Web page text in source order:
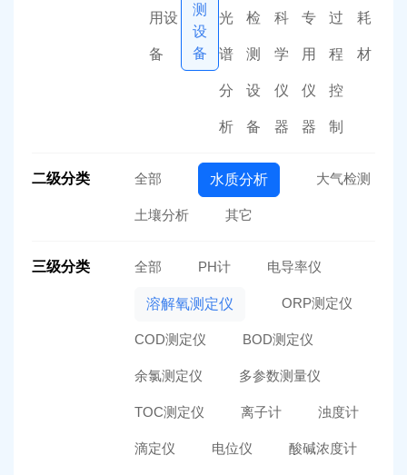
用设
备
测
设
备
光
谱
分
析
检
测
设
备
科
学
仪
器
专
用
仪
器
过
程
控
制
耗
材
二级分类 全部 水质分析 大气检测
土壤分析 其它
三级分类 全部 PH计 电导率仪
溶解氧测定仪 ORP测定仪
COD测定仪 BOD测定仪
余氯测定仪 多参数测量仪
TOC测定仪 离子计 浊度计
滴定仪 电位仪 酸碱浓度计